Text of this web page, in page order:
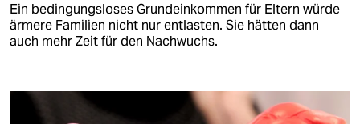
Ein bedingungsloses Grundeinkommen für Eltern würde
ärmere Familien nicht nur entlasten. Sie hätten dann
auch mehr Zeit für den Nachwuchs.